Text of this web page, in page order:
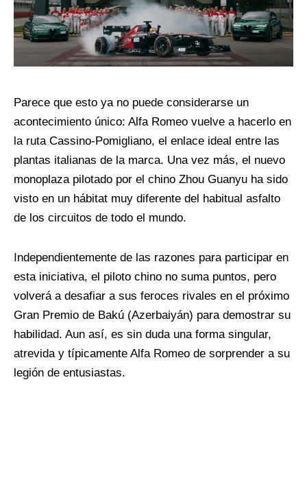
Parece que esto ya no puede considerarse un
acontecimiento único: Alfa Romeo vuelve a hacerlo en
la ruta Cassino-Pomigliano, el enlace ideal entre las
plantas italianas de la marca. Una vez más, el nuevo
monoplaza pilotado por el chino Zhou Guanyu ha sido
visto en un hábitat muy diferente del habitual asfalto
de los circuitos de todo el mundo.
Independientemente de las razones para participar en
esta iniciativa, el piloto chino no suma puntos, pero
volverá a desafiar a sus feroces rivales en el próximo
Gran Premio de Bakú (Azerbaiyán) para demostrar su
habilidad. Aun así, es sin duda una forma singular,
atrevida y típicamente Alfa Romeo de sorprender a su
legión de entusiastas.